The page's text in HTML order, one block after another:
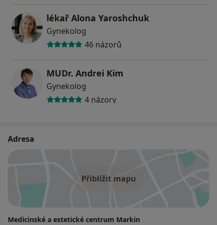
lékař Alona Yaroshchuk
Gynekolog
46 názorů
MUDr. Andrei Kim
Gynekolog
4 názory
Adresa
Přiblížit mapu
Medicinské a estetické centrum Markin